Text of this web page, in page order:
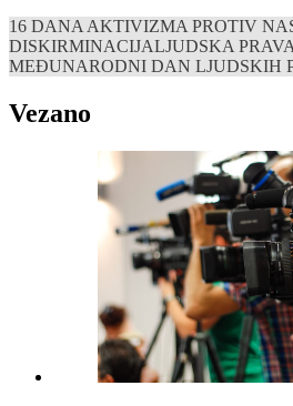
16 DANA AKTIVIZMA PROTIV
DISKIRMINACIJALJUDSKA PRAVA
MEĐUNARODNI DAN LJUDSKIH
Vezano